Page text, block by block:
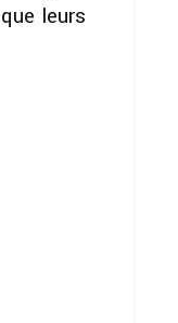
leurs